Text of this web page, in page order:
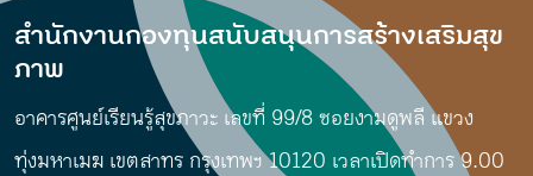
สำนักงานกองทุนสนับสนุนการสร้างเสริมสุข
ภาพ
อาคารศูนย์เรียนรู้สุขภาวะ เลขที่ 99/8 ซอยงามดูพลี แขวง
ทุ่งมหาเมฆ เขตสาทร กรุงเทพฯ 10120 เวลาเปิดทำการ 9.00